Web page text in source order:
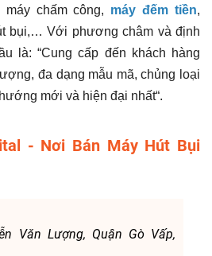
máy chấm công, máy đếm tiền,
bụi,… Với phương châm và định
là: “Cung cấp đến khách hàng
đa dạng mẫu mã, chủng loại
mới và hiện đại nhất“.
- Nơi Bán Máy Hút Bụi
Văn Lượng, Quận Gò Vấp,